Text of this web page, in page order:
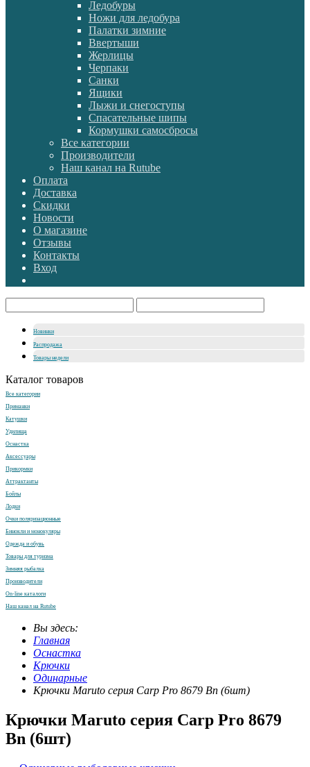
Ледобуры
Ножи для ледобура
Палатки зимние
Ввертыши
Жерлицы
Черпаки
Санки
Ящики
Лыжи и снегоступы
Спасательные шипы
Кормушки самосбросы
Все категории
Производители
Наш канал на Rutube
Оплата
Доставка
Скидки
Новости
О магазине
Отзывы
Контакты
Вход
Новинки
Распродажа
Товары недели
Каталог товаров
Все категории
Приманки
Катушки
Удилища
Оснастка
Аксессуары
Прикормки
Аттрактанты
Бойлы
Лодки
Очки поляризационные
Бинокли и монокуляры
Одежда и обувь
Товары для туризма
Зимняя рыбалка
Производители
On-line каталоги
Наш канал на Rutube
Вы здесь:
Главная
Оснастка
Крючки
Одинарные
Крючки Maruto серия Carp Pro 8679 Bn (6шт)
Крючки Maruto серия Carp Pro 8679
Bn (6шт)